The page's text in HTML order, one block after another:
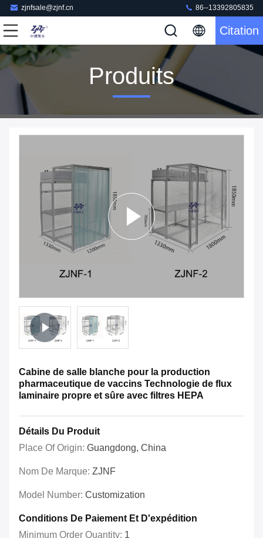
zjnfsale@zjnf.cn 86--13392805835
Citation
Produits
Cabine de salle blanche pour la production
pharmaceutique de vaccins Technologie de flux
laminaire propre et sûre avec filtres HEPA
Détails Du Produit
Place Of Origin: Guangdong, China
Nom De Marque: ZJNF
Model Number: Customization
Conditions De Paiement Et D'expédition
Minimum Order Quantity: 1